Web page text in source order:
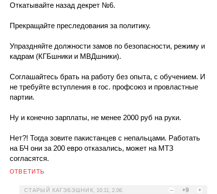
Откатывайте назад декрет №6.
Прекращайте преследования за политику.
Упраздняйте должности замов по безопасности, режиму и
кадрам (КГБшники и МВДшники).
Соглашайтесь брать на работу без опыта, с обучением. И
не требуйте вступления в гос. профсоюз и провластные
партии.
Ну и конечно зарплаты, не менее 2000 руб на руки.
Нет?! Тогда зовите пакистанцев с непальцами. Работать
на БЧ они за 200 евро отказались, может на МТЗ
согласятся.
ОТВЕТИТЬ
– +9 +
СТАРЫЙ КАГЭБЭШНИК 10:11, 2.06